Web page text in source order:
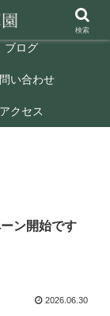
あいさつ
ブログ
い合わせ
アクセス
ン開始です
2026.06.30
検索